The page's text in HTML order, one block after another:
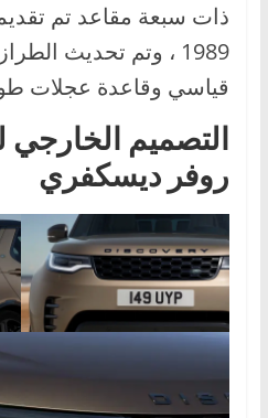
ذات سبعة مقاعد تم
1989 ، وتم تحديث
قياسي وقاعدة عجلات
التصميم الخارجي
روفر ديسكفري